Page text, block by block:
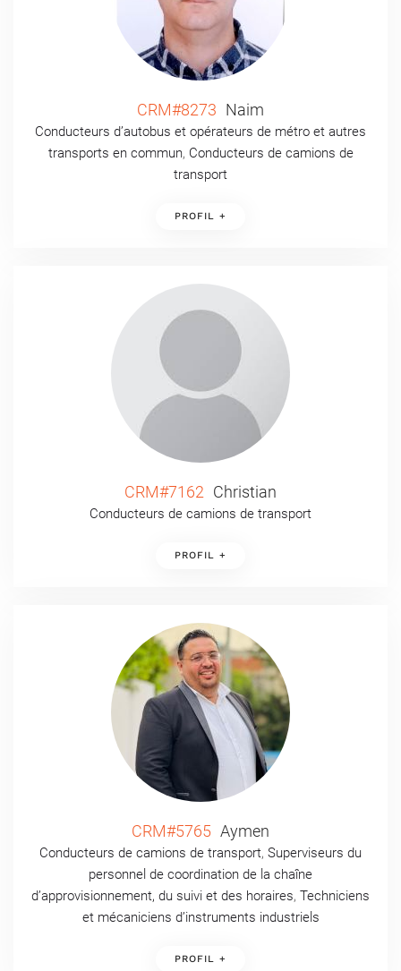
CRM#8273 Naim
Conducteurs d’autobus et opérateurs de métro et autres
transports en commun, Conducteurs de camions de
transport
PROFIL +
CRM#7162 Christian
Conducteurs de camions de transport
PROFIL +
CRM#5765 Aymen
Conducteurs de camions de transport, Superviseurs du
personnel de coordination de la chaîne
d’approvisionnement, du suivi et des horaires, Techniciens
et mécaniciens d’instruments industriels
PROFIL +